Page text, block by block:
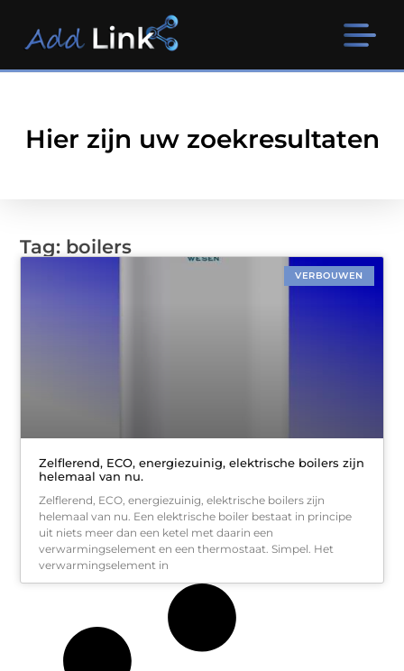
Hier zijn uw zoekresultaten
Tag: boilers
VERBOUWEN
Zelflerend, ECO, energiezuinig, elektrische boilers zijn
helemaal van nu.
Zelflerend, ECO, energiezuinig, elektrische boilers zijn
helemaal van nu. Een elektrische boiler bestaat in principe
uit niets meer dan een ketel met daarin een
verwarmingselement en een thermostaat. Simpel. Het
verwarmingselement in